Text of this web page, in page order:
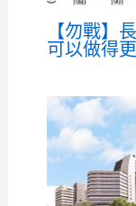
【勿戰】
可以做得